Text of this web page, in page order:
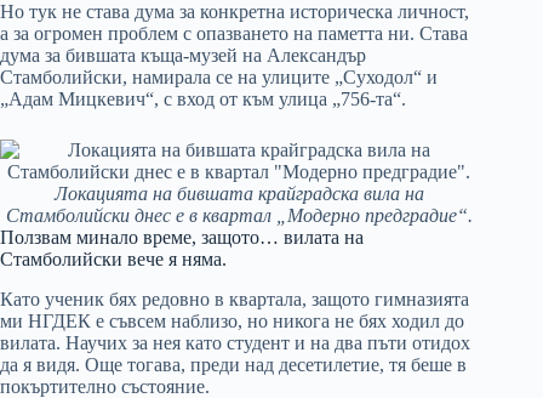
Но тук не става дума за конкретна историческа личност,
а за огромен проблем с опазването на паметта ни. Става
дума за бившата къща-музей на Александър
Стамболийски, намирала се на улиците „Суходол“ и
„Адам Мицкевич“, с вход от към улица „756-та“.
Локацията на бившата крайградска вила на
Стамболийски днес е в квартал „Модерно предградие“.
Ползвам минало време, защото… вилата на
Стамболийски вече я няма.
Като ученик бях редовно в квартала, защото гимназията
ми НГДЕК е съвсем наблизо, но никога не бях ходил до
вилата. Научих за нея като студент и на два пъти отидох
да я видя. Още тогава, преди над десетилетие, тя беше в
покъртително състояние.